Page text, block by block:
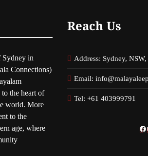
Sydney in
Connections)
the heart of
world. More
to the
age, where
Reach Us
Address: Sydney,
Email:
Tel: +61 403999791